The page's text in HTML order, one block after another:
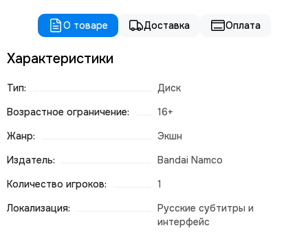
О товаре Доставка Оплата
Характеристики
Тип:
Диск
Возрастное ограничение:
16+
Жанр:
Экшн
Издатель:
Bandai Namco
Количество игроков:
1
Локализация:
Русские субтитры и
интерфейс